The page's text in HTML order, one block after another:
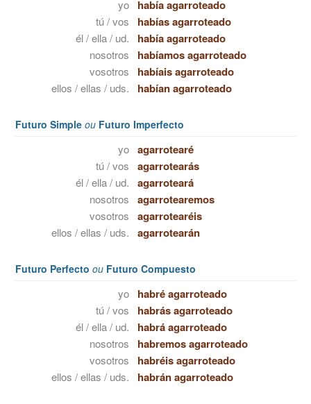
yo había agarroteado
tú / vos habías agarroteado
él / ella / ud. había agarroteado
nosotros habíamos agarroteado
vosotros habíais agarroteado
ellos / ellas / uds. habían agarroteado
Futuro Simple ou Futuro Imperfecto
yo agarrotearé
tú / vos agarrotearás
él / ella / ud. agarroteará
nosotros agarrotearemos
vosotros agarrotearéis
ellos / ellas / uds. agarrotearán
Futuro Perfecto ou Futuro Compuesto
yo habré agarroteado
tú / vos habrás agarroteado
él / ella / ud. habrá agarroteado
nosotros habremos agarroteado
vosotros habréis agarroteado
ellos / ellas / uds. habrán agarroteado